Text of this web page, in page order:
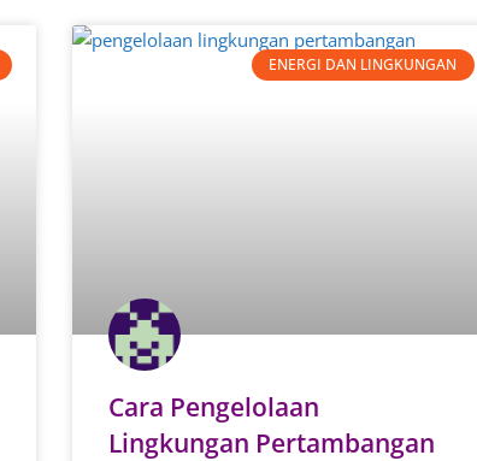
ENERGI DAN LINGKUNGAN
Cara Pengelolaan
Lingkungan Pertambangan